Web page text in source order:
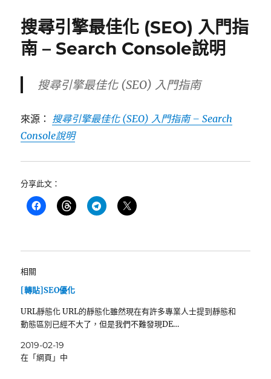
搜尋引擎最佳化 (SEO) 入門指
南 – Search Console說明
搜尋引擎最佳化 (SEO) 入門指南
來源： 搜尋引擎最佳化 (SEO) 入門指南 – Search
Console說明
分享此文：
相關
[轉貼]SEO優化
URL靜態化 URL的靜態化雖然現在有許多專業人士提到靜態和
動態區別已經不大了，但是我們不難發現DE…
2019-02-19
在「網頁」中